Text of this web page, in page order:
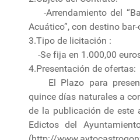
-Arrendamiento del
Acuático”, con destino
3.Tipo de licitación :
-Se fija en 1.000,00
4.Presentación de ofertas:
El Plazo para
quince días naturales a
de la publicación de este
Edictos del